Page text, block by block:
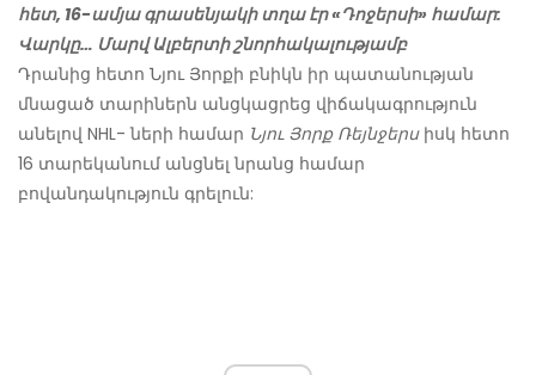
հետ, 16-ամյա գրասենյակի տղա էր «Դոջերսի» համար:
Վարկը… Մարվ Ալբերտի շնորհակալությամբ
Դրանից հետո Նյու Յորքի բնիկն իր պատանության
մնացած տարիներն անցկացրեց վիճակագրություն
անելով NHL- ների համար Նյու Յորք Ռեյնջերսիսկ հետո
16 տարեկանում անցնել նրանց համար
բովանդակություն գրելուն: